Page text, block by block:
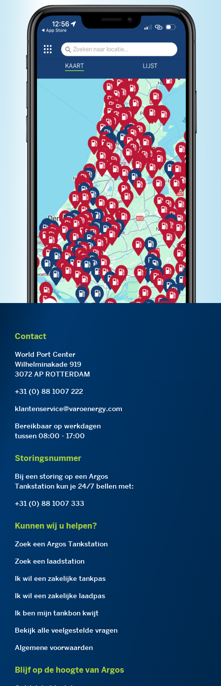
Contact
World Port Center
Wilhelminakade 919
3072 AP ROTTERDAM
+31 (0) 88 1007 222
klantenservice@varoenergy.com
Bereikbaar op werkdagen
tussen 08:00 - 17:00
Storingsnummer
Bij een storing op een Argos
Tankstation kun je 24/7 bellen met:
+31 (0) 88 1007 333
Kunnen wij u helpen?
Zoek een Argos Tankstation
Zoek een laadstation
Ik wil een zakelijke tankpas
Ik wil een zakelijke laadpas
Ik ben mijn tankbon kwijt
Bekijk alle veelgestelde vragen
Algemene voorwaarden
Blijf op de hoogte van Argos